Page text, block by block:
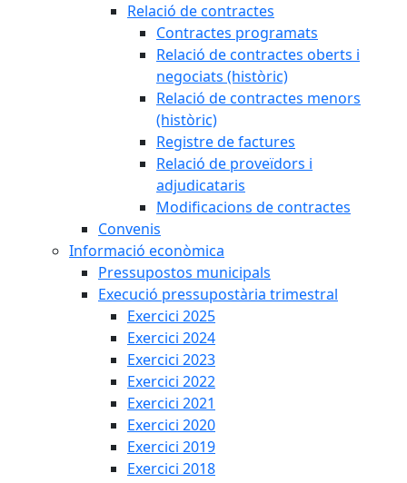
Relació de contractes
Contractes programats
Relació de contractes oberts i
negociats (històric)
Relació de contractes menors
(històric)
Registre de factures
Relació de proveïdors i
adjudicataris
Modificacions de contractes
Convenis
Informació econòmica
Pressupostos municipals
Execució pressupostària trimestral
Exercici 2025
Exercici 2024
Exercici 2023
Exercici 2022
Exercici 2021
Exercici 2020
Exercici 2019
Exercici 2018